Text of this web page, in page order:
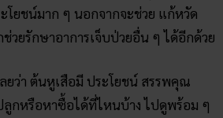
ยชน์มาก ๆ นอกจากจะช่วย แก้หวัด
วยรักษาอาการเจ็บป่วยอื่น ๆ ได้อีกด้วย
ยว่า ต้นหูเสือมี ประโยชน์ สรรพคุณ
ลูกหรือหาซื้อได้ที่ไหนบ้าง ไปดูพร้อม ๆ